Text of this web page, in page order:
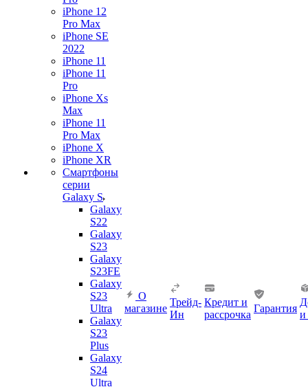
iPhone 12
Pro Max
iPhone SE
2022
iPhone 11
iPhone 11
Pro
iPhone Xs
Max
iPhone 11
Pro Max
iPhone X
iPhone XR
Смартфоны
серии
Galaxy S
Galaxy
S22
Galaxy
S23
Galaxy
S23FE
Galaxy
S23
Ultra
Galaxy
S23
Plus
Galaxy
S24
Ultra
О
магазине
Трейд-
Ин
Кредит и
рассрочка
Гарантия
и